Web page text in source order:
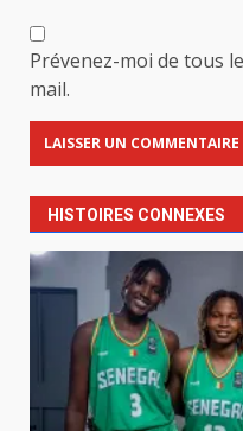
Prévenez-moi de tous
mail.
HISTOIRES CONNEXES